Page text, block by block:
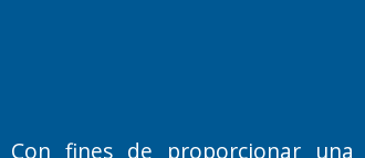
Fundado por el
Con fines de proporcionar